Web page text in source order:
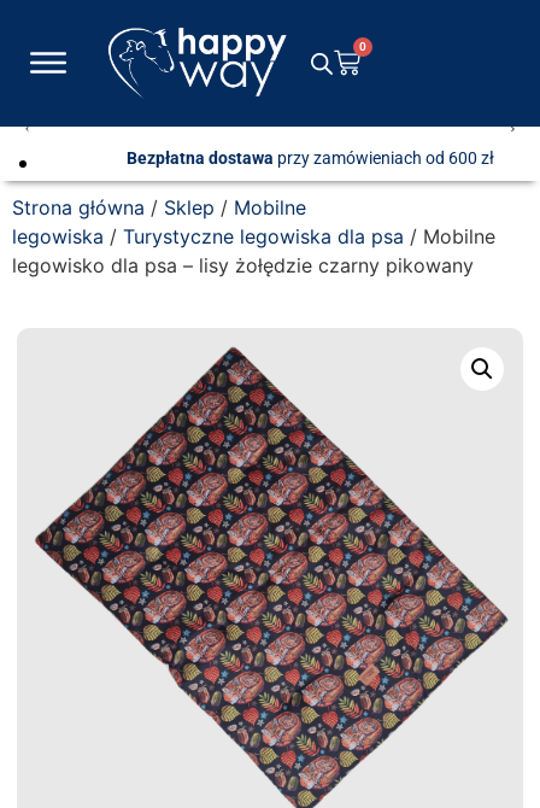
0
Bezpłatna dostawaprzy zamówieniach od 600 zł
Strona główna / Sklep / Mobilne
legowiska / Turystyczne legowiska dla psa / Mobilne
legowisko dla psa – lisy żołędzie czarny pikowany